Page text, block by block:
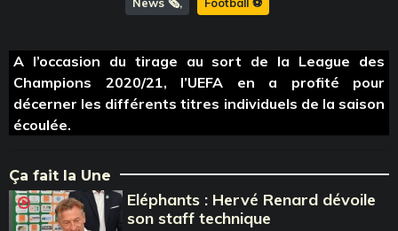
A l’occasion du tirage au sort de la League des
Champions 2020/21, l’UEFA en a profité pour
décerner les différents titres individuels de la saison
écoulée.
Ça fait la Une
Eléphants : Hervé Renard dévoile
son staff technique